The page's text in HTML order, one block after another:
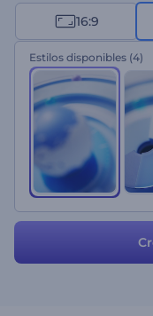
con animaciones
noticias resalte y sea
versión que encaje con
escribe tu texto y en
único que se destacará
16:9
Estilos disponibles (4)